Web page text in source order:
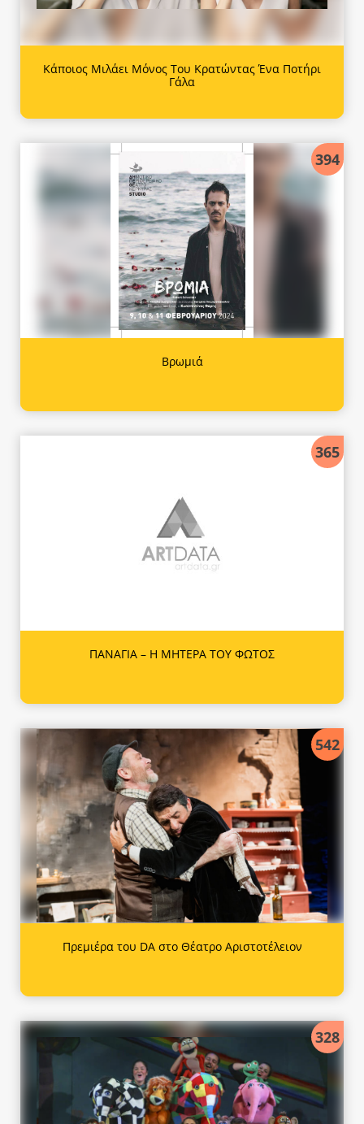
Κάποιος Μιλάει Μόνος Του Κρατώντας Ένα Ποτήρι
Γάλα
394
Βρωμιά
365
ΠΑΝΑΓΙΑ – Η ΜΗΤΕΡΑ ΤΟΥ ΦΩΤΟΣ
542
Πρεμιέρα του DA στο Θέατρο Αριστοτέλειον
328